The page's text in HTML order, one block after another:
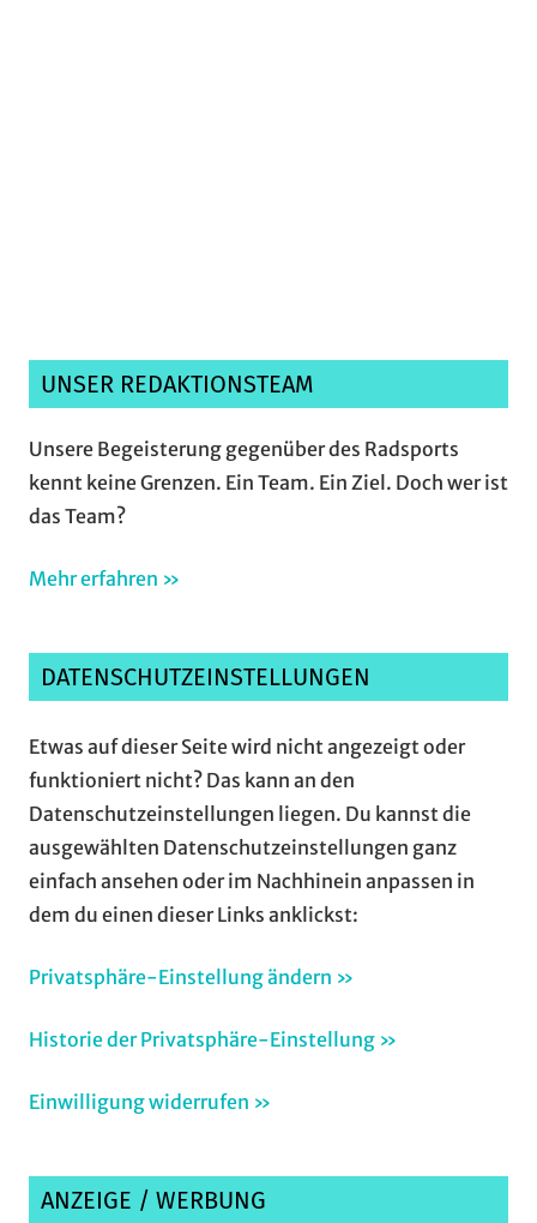
UNSER REDAKTIONSTEAM
Unsere Begeisterung gegenüber des Radsports
kennt keine Grenzen. Ein Team. Ein Ziel. Doch wer ist
das Team?
Mehr erfahren »
DATENSCHUTZEINSTELLUNGEN
Etwas auf dieser Seite wird nicht angezeigt oder
funktioniert nicht? Das kann an den
Datenschutzeinstellungen liegen. Du kannst die
ausgewählten Datenschutzeinstellungen ganz
einfach ansehen oder im Nachhinein anpassen in
dem du einen dieser Links anklickst:
Privatsphäre-Einstellung ändern »
Historie der Privatsphäre-Einstellung »
Einwilligung widerrufen »
ANZEIGE / WERBUNG